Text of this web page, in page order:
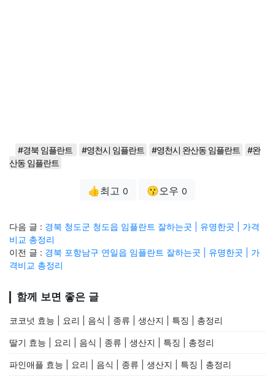
#경북 임플란트 #영천시 임플란트 #영천시 완산동 임플란트
#완
산동 임플란트
👍최고 0 😗오우 0
다음 글 : 경북 청도군 청도읍 임플란트 잘하는곳 | 유명한곳 | 가격
비교 총정리
이전 글 : 경북 포항남구 연일읍 임플란트 잘하는곳 | 유명한곳 | 가
격비교 총정리
함께 보면 좋은 글
코코넛 효능 | 요리 | 음식 | 종류 | 생산지 | 특징 | 총정리
딸기 효능 | 요리 | 음식 | 종류 | 생산지 | 특징 | 총정리
파인애플 효능 | 요리 | 음식 | 종류 | 생산지 | 특징 | 총정리